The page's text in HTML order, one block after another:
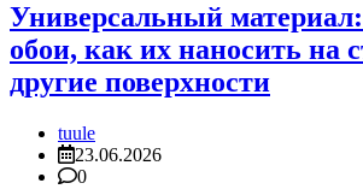
Универсальный
обои, как их наносить на
другие поверхности
tuule
23.06.2026
0